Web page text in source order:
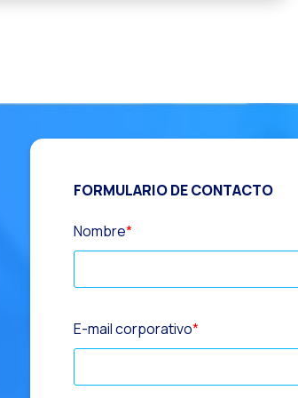
FORMULARIO DE CONTACTO
Nombre*
E-mail corporativo*